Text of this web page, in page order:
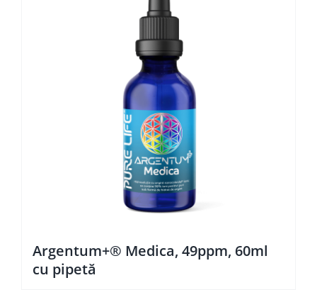
Argentum+® Medica, 49ppm, 60ml
cu pipetă